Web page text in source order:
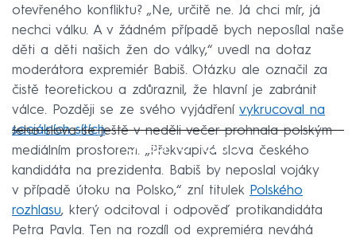
otevřeného konfliktu? „Ne, určitě ne. Já chci mír, já
nechci válku. A v žádném případě bych neposílal naše
děti a děti našich žen do války,“ uvedl na dotaz
moderátora expremiér Babiš. Otázku ale označil za
čistě teoretickou a zdůraznil, že hlavní je zabránit
válce. Později se ze svého vyjádření vykrucoval na
sociálních sítích.
Failed to fetch
Jeho slova se ještě v neděli večer prohnala polským
mediálním prostorem. „Překvapivá slova českého
kandidáta na prezidenta. Babiš by neposlal vojáky
v případě útoku na Polsko,“ zní titulek Polského
rozhlasu, který odcitoval i odpověď protikandidáta
Petra Pavla. Ten na rozdíl od expremiéra neváhá